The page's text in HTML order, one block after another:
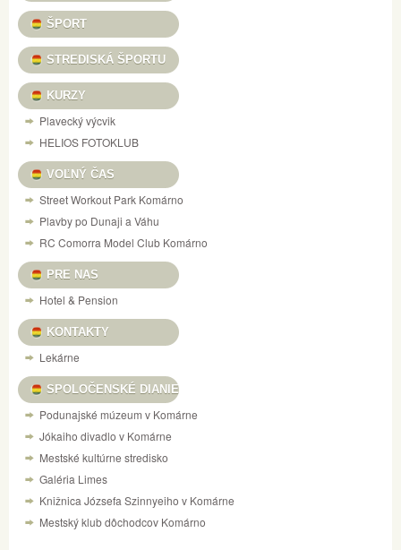
ŠPORT
STREDISKÁ ŠPORTU
KURZY
Plavecký výcvik
HELIOS FOTOKLUB
VOĽNÝ ČAS
Street Workout Park Komárno
Plavby po Dunaji a Váhu
RC Comorra Model Club Komárno
PRE NAS
Hotel & Pension
KONTAKTY
Lekárne
SPOLOČENSKÉ DIANIE
Podunajské múzeum v Komárne
Jókaiho divadlo v Komárne
Mestské kultúrne stredisko
Galéria Limes
Knižnica Józsefa Szinnyeiho v Komárne
Mestský klub dôchodcov Komárno